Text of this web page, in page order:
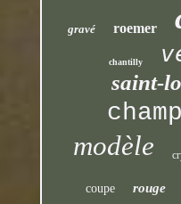
gravé roemer
chantilly
saint-
modèle
coupe rouge